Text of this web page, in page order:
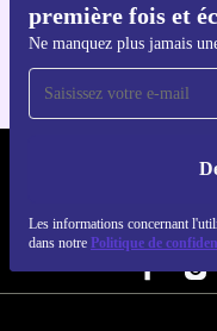
première fois et
Ne manquez plus jamais
Les informations concernant
dans notre Politique de
Pour
REFURBED